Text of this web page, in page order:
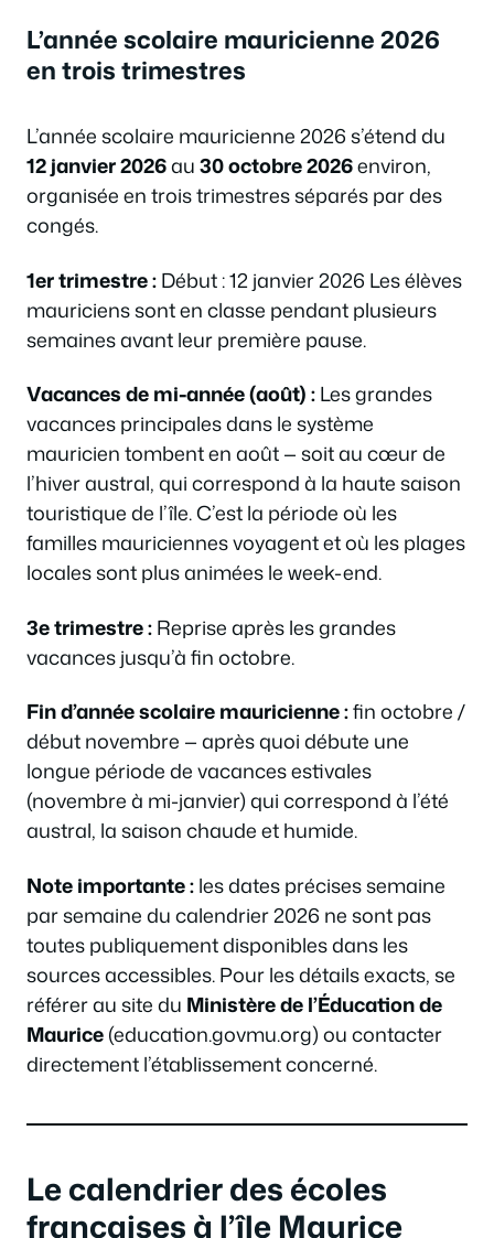
L’année scolaire mauricienne 2026
en trois trimestres
L’année scolaire mauricienne 2026 s’étend du
12 janvier 2026au30 octobre 2026environ,
organisée en trois trimestres séparés par des
congés.
1er trimestre :Début : 12 janvier 2026 Les élèves
mauriciens sont en classe pendant plusieurs
semaines avant leur première pause.
Vacances de mi-année (août) :Les grandes
vacances principales dans le système
mauricien tombent en août — soit au cœur de
l’hiver austral, qui correspond à la haute saison
touristique de l’île. C’est la période où les
familles mauriciennes voyagent et où les plages
locales sont plus animées le week-end.
3e trimestre :Reprise après les grandes
vacances jusqu’à fin octobre.
Fin d’année scolaire mauricienne :fin octobre /
début novembre — après quoi débute une
longue période de vacances estivales
(novembre à mi-janvier) qui correspond à l’été
austral, la saison chaude et humide.
Note importante :les dates précises semaine
par semaine du calendrier 2026 ne sont pas
toutes publiquement disponibles dans les
sources accessibles. Pour les détails exacts, se
référer au site du Ministère de l’Éducation de
Maurice(education.govmu.org) ou contacter
directement l’établissement concerné.
Le calendrier des écoles
françaises à l’île Maurice